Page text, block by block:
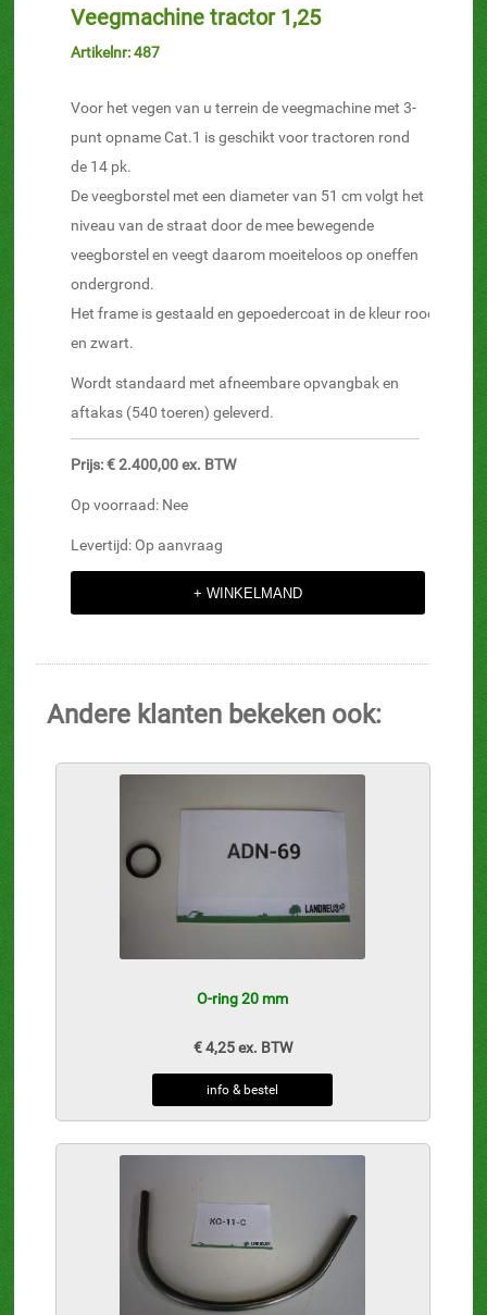
Veegmachine tractor 1,25
Artikelnr: 487
Voor het vegen van u terrein de veegmachine met 3-
punt opname Cat.1 is geschikt voor tractoren rond
de 14 pk.
De veegborstel met een diameter van 51 cm volgt het
niveau van de straat door de mee bewegende
veegborstel en veegt daarom moeiteloos op oneffen
ondergrond.
Het frame is gestaald en gepoedercoat in de kleur rood
en zwart.
Wordt standaard met afneembare opvangbak en
aftakas (540 toeren) geleverd.
Prijs: € 2.400,00 ex. BTW
Op voorraad: Nee
Levertijd: Op aanvraag
Andere klanten bekeken ook:
O-ring 20 mm
€ 4,25 ex. BTW
info & bestel